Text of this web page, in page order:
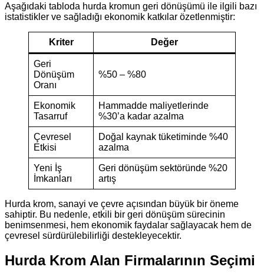
Aşağıdaki tabloda hurda kromun geri dönüşümü ile ilgili bazı
istatistikler ve sağladığı ekonomik katkılar özetlenmiştir:
Kriter Değer
Geri
Dönüşüm
Oranı
%50 – %80
Ekonomik
Tasarruf
Hammadde maliyetlerinde
%30’a kadar azalma
Çevresel
Etkisi
Doğal kaynak tüketiminde %40
azalma
Yeni İş
İmkanları
Geri dönüşüm sektöründe %20
artış
Hurda krom, sanayi ve çevre açısından büyük bir öneme
sahiptir. Bu nedenle, etkili bir geri dönüşüm sürecinin
benimsenmesi, hem ekonomik faydalar sağlayacak hem de
çevresel sürdürülebilirliği destekleyecektir.
Hurda Krom Alan Firmalarının Seçimi